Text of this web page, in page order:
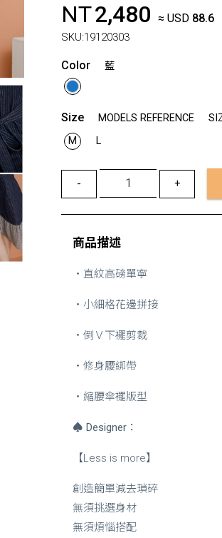
NT2,480 ≈ USD 88.6
SKU:19120303
Color 藍
Size MODELS REFERENCE
M
L
- +
商品描述
・直紋高磅單寧
・小細格花邊拼接
・倒Ｖ下襬剪裁
・修身腰綁帶
・縮腰傘襬版型
♠Designer：
【Less is more】
創造簡單減去瑣碎
無須挑選身材
無須煩惱搭配